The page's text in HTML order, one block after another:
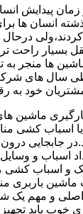
زمان پیدایش
انسان ها
بسیار راحت تر
ماشین ها
سال های شرکت
خود به
ماشین
یا اسباب کشی
جابجایی
اسباب و
و اسباب کشی
ماشین باربری
و مهم یک
خوب باید